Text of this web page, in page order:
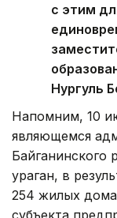
с этим
Нургуль
Напомним, 10
являющемся
Байганинского
ураган, в
254 жилых
субъекта